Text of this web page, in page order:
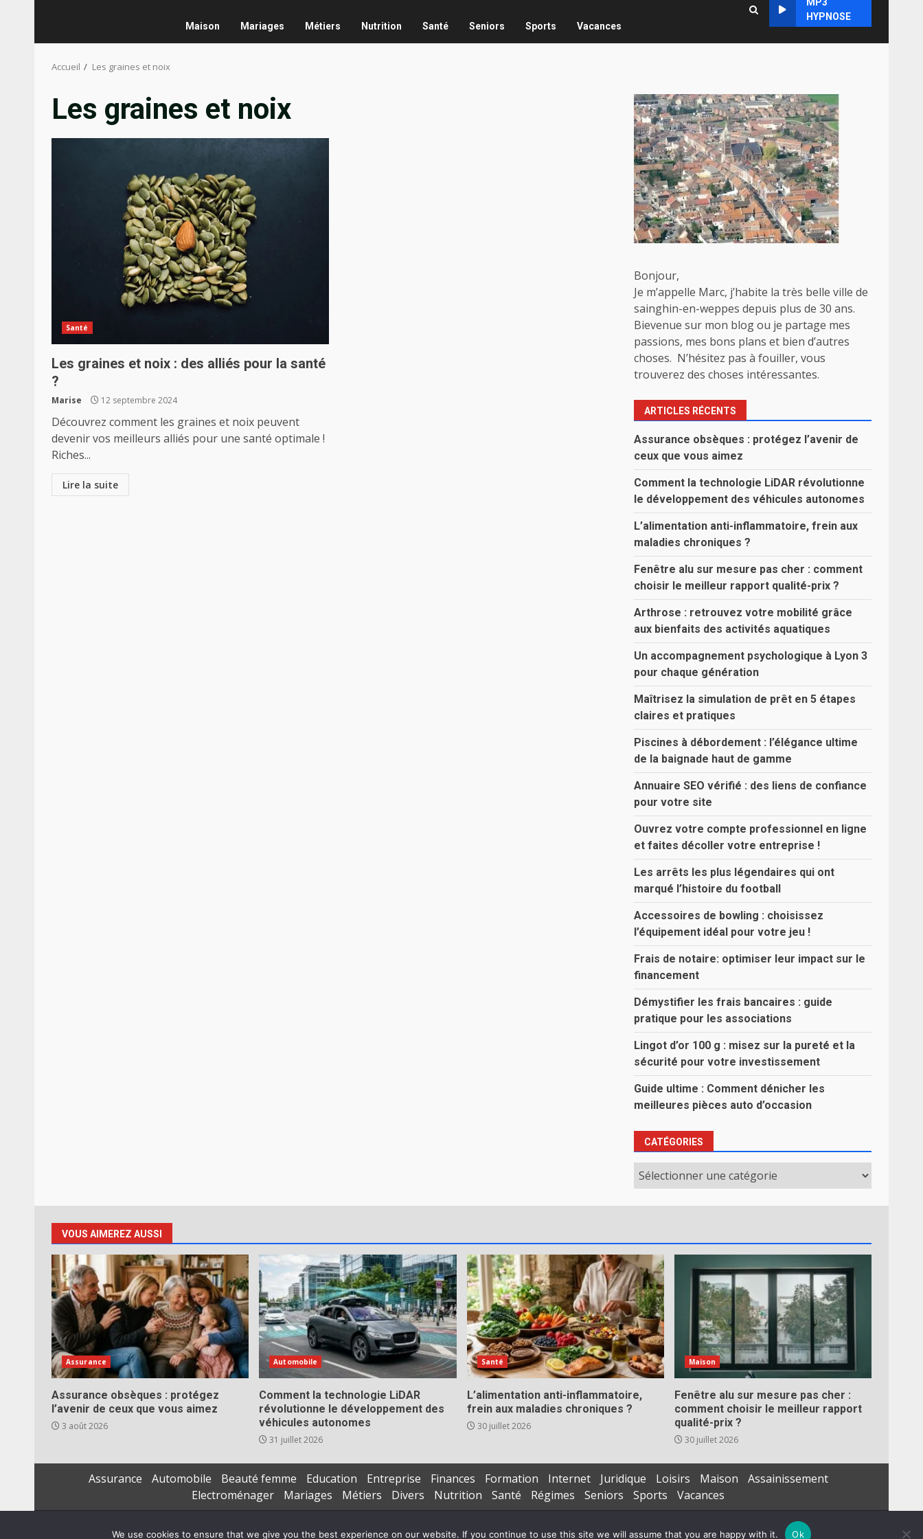
Maison Mariages Métiers Nutrition Santé Seniors Sports Vacances
HYPNOSE
Accueil Les graines et noix
Les graines et noix
Santé
Les graines et noix : des alliés pour la santé
?
Marise 12 septembre 2024
Découvrez comment les graines et noix peuvent
devenir vos meilleurs alliés pour une santé optimale !
Riches...
Lire la suite
Bonjour,
Je m’appelle Marc, j’habite la très belle ville de
sainghin-en-weppes depuis plus de 30 ans.
Bievenue sur mon blog ou je partage mes
passions, mes bons plans et bien d’autres
choses. N’hésitez pas à fouiller, vous
trouverez des choses intéressantes.
ARTICLES RÉCENTS
Assurance obsèques : protégez l’avenir de
ceux que vous aimez
Comment la technologie LiDAR révolutionne
le développement des véhicules autonomes
L’alimentation anti-inflammatoire, frein aux
maladies chroniques ?
Fenêtre alu sur mesure pas cher : comment
choisir le meilleur rapport qualité-prix ?
Arthrose : retrouvez votre mobilité grâce
aux bienfaits des activités aquatiques
Un accompagnement psychologique à Lyon 3
pour chaque génération
Maîtrisez la simulation de prêt en 5 étapes
claires et pratiques
Piscines à débordement : l’élégance ultime
de la baignade haut de gamme
Annuaire SEO vérifié : des liens de confiance
pour votre site
Ouvrez votre compte professionnel en ligne
et faites décoller votre entreprise !
Les arrêts les plus légendaires qui ont
marqué l’histoire du football
Accessoires de bowling : choisissez
l’équipement idéal pour votre jeu !
Frais de notaire: optimiser leur impact sur le
financement
Démystifier les frais bancaires : guide
pratique pour les associations
Lingot d’or 100 g : misez sur la pureté et la
sécurité pour votre investissement
Guide ultime : Comment dénicher les
meilleures pièces auto d’occasion
CATÉGORIES
Catégories
VOUS AIMEREZ AUSSI
Assurance
Assurance obsèques : protégez
l’avenir de ceux que vous aimez
3 août 2026
Automobile
Comment la technologie LiDAR
révolutionne le développement des
véhicules autonomes
31 juillet 2026
Santé
L’alimentation anti-inflammatoire,
frein aux maladies chroniques ?
30 juillet 2026
Maison
Fenêtre alu sur mesure pas cher :
comment choisir le meilleur rapport
qualité-prix ?
30 juillet 2026
Assurance Automobile Beauté femme Education Entreprise Finances Formation Internet Juridique Loisirs Maison
Assainissement
Electroménager
Mariages Métiers Divers Nutrition Santé Régimes Seniors Sports
Vacances
We use cookies to ensure that we give you the best experience on our website. If you continue to use this site we will assume that you are happy with it. Ok